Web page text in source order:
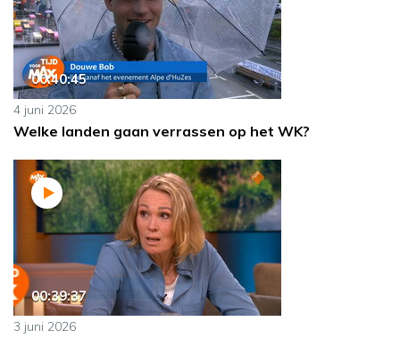
00:40:45
4 juni 2026
Welke landen gaan verrassen op het WK?
00:39:37
3 juni 2026